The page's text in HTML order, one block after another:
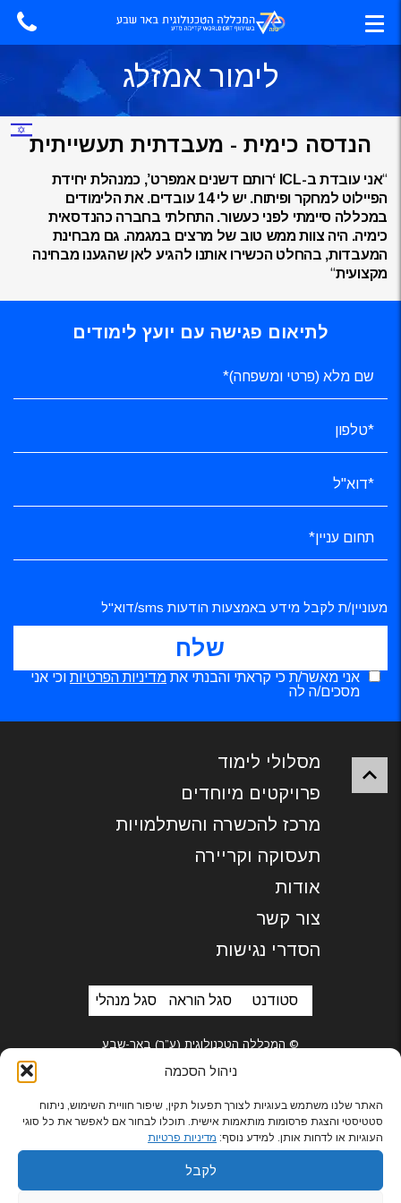
ניהול הסכמה
האתר שלנו משתמש בעוגיות לצורך תפעול תקין, שיפור חוויית השימוש, ניתוח
סטטיסטי והצגת פרסומות מותאמות אישית. תוכלו לבחור אם לאפשר את כל סוגי
העוגיות או לדחות אותן. למידע נוסף: מדיניות פרטיות
לקבל
לימור אמזלג
הנדסה כימית - מעבדתית תעשייתית
“אני עובדת ב-
ICL ‘רותם דשנים אמפרט’, כמנהלת יחידת
הפיילוט למחקר ופיתוח. יש לי 14 עובדים. את הלימודים
במכללה סיימתי לפני כעשור. התחלתי בחברה כהנדסאית
כימיה. היה צוות ממש טוב של מרצים במגמה. גם מבחינת
המעבדות, בהחלט הכשירו אותנו להגיע לאן שהגענו מבחינה
מקצועית“
לתיאום פגישה עם יועץ לימודים
מעוניין/ת לקבל מידע באמצעות הודעות sms/דוא"ל
אני מאשר/ת כי קראתי והבנתי את מדיניות הפרטיות וכי אני
מסכים/ה לה
מסלולי לימוד
פרויקטים מיוחדים
מרכז להכשרה והשתלמויות
תעסוקה וקריירה
אודות
צור קשר
הסדרי נגישות
סטודנט סגל הוראה סגל מנהלי
© המכללה הטכנולוגית (ע”ר) באר-שבע
בניית אתרים